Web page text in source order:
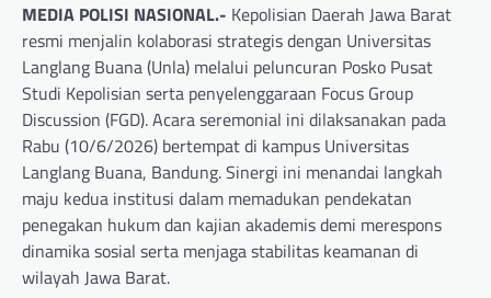
MEDIA POLISI NASIONAL.- Kepolisian Daerah Jawa Barat
resmi menjalin kolaborasi strategis dengan Universitas
Langlang Buana (Unla) melalui peluncuran Posko Pusat
Studi Kepolisian serta penyelenggaraan Focus Group
Discussion (FGD). Acara seremonial ini dilaksanakan pada
Rabu (10/6/2026) bertempat di kampus Universitas
Langlang Buana, Bandung. Sinergi ini menandai langkah
maju kedua institusi dalam memadukan pendekatan
penegakan hukum dan kajian akademis demi merespons
dinamika sosial serta menjaga stabilitas keamanan di
wilayah Jawa Barat.